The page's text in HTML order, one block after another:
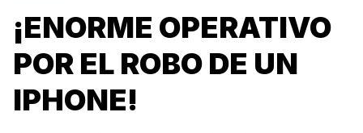
¡ENORME OPERATIVO
POR EL ROBO DE UN
IPHONE!